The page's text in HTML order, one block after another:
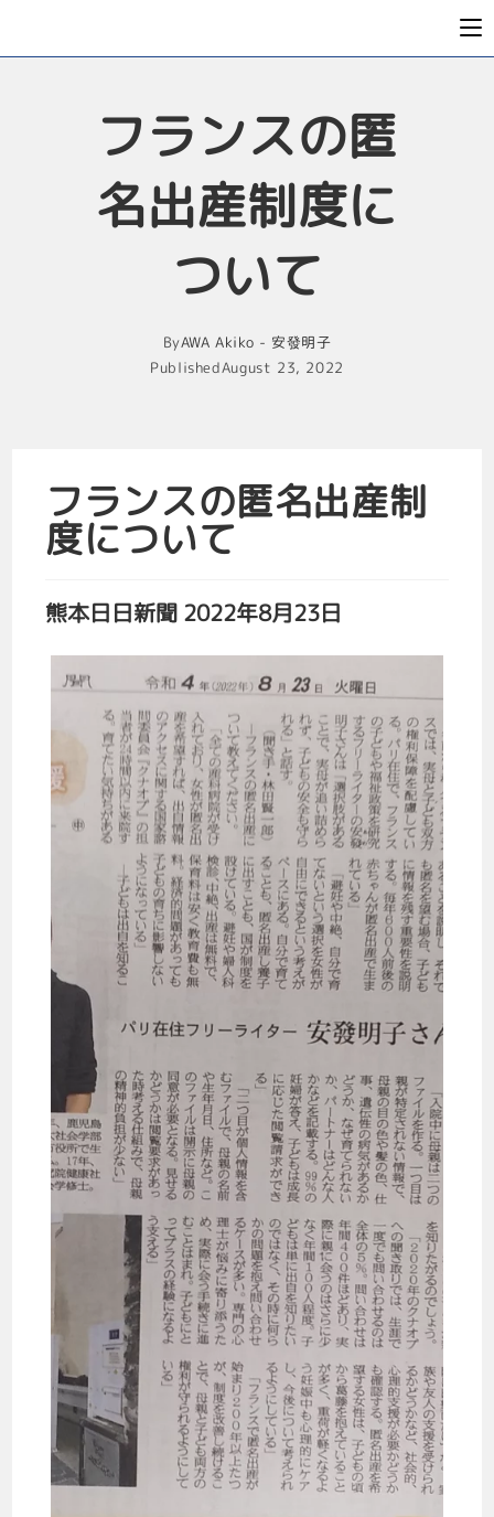
フランスの匿
名出産制度に
ついて
ByAWA Akiko - 安發明子
PublishedAugust 23, 2022
フランスの匿名出産制
度について
熊本日日新聞 2022年8月23日